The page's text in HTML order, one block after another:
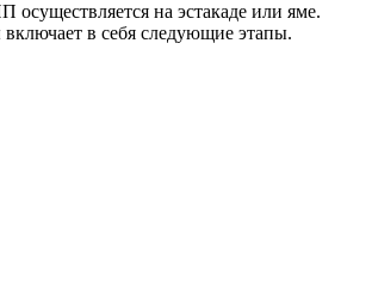
осуществляется на эстакаде или яме.
в себя следующие этапы.